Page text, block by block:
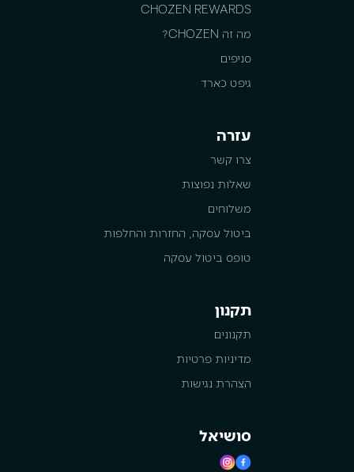
CHOZEN REWARDS
מה זה CHOZEN?
סניפים
גיפט כארד
עזרה
צרו קשר
שאלות נפוצות
משלוחים
ביטול עסקה, החזרות והחלפות
טופס ביטול עסקה
תקנון
תקנונים
מדיניות פרטיות
הצהרת נגישות
סושיאל